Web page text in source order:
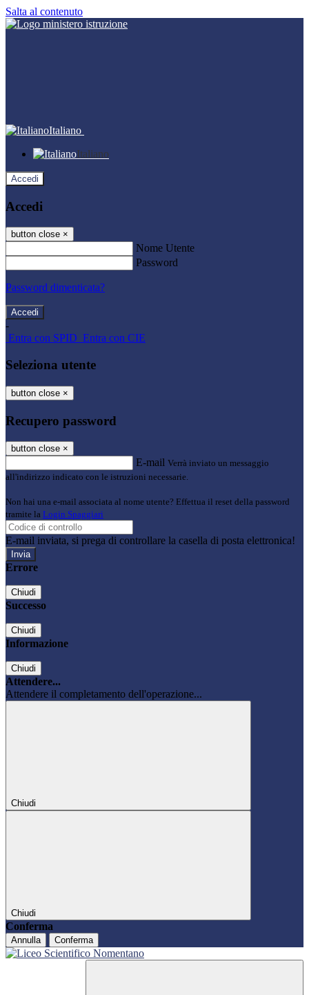
Salta al contenuto
Italiano
Italiano
Accedi
Accedi
button close ×
Nome Utente
Password
Password dimenticata?
-
Entra con SPID Entra con CIE
Seleziona utente
button close ×
Recupero password
button close ×
E-mail Verrà inviato un messaggio
all'indirizzo indicato con le istruzioni necessarie.
Non hai una e-mail associata al nome utente? Effettua il reset della password
tramite la Login Spaggiari
E-mail inviata, si prega di controllare la casella di posta elettronica!
Errore
Chiudi
Successo
Chiudi
Informazione
Chiudi
Attendere...
Attendere il completamento dell'operazione...
Chiudi
Chiudi
Conferma
Annulla Conferma